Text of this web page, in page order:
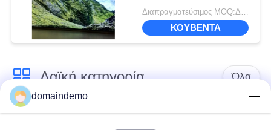
οδηγήσεων χρώματος
μέσων με το μέγεθος
ενότητας 244*244mm
Διαπραγματεύσιμος MOQ:Διαπραγμάτευση
ΚΟΥΒΈΝΤΑ
Λαϊκή κατηγορία Όλα
Εικονική οθόνη LED
domaindemo